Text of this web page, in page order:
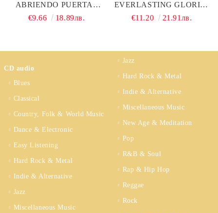
ABRIENDO PUERTAS
(CD)
€9.66 18.89лв.
EVERLASTING GLORIA!
(DVD-VIDEO)
€11.20 21.91лв.
CD audio
Blues
Classical
Country, Folk & World Music
Dance & Electronic
Easy Listening
Hard Rock & Metal
Indie & Alternative
Jazz
Miscellaneous Music
Jazz
Hard Rock & Metal
Indie & Alternative
Miscellaneous Music
New Age & Meditation
Pop
R&B & Soul
Rap & Hip Hop
Reggae
Rock